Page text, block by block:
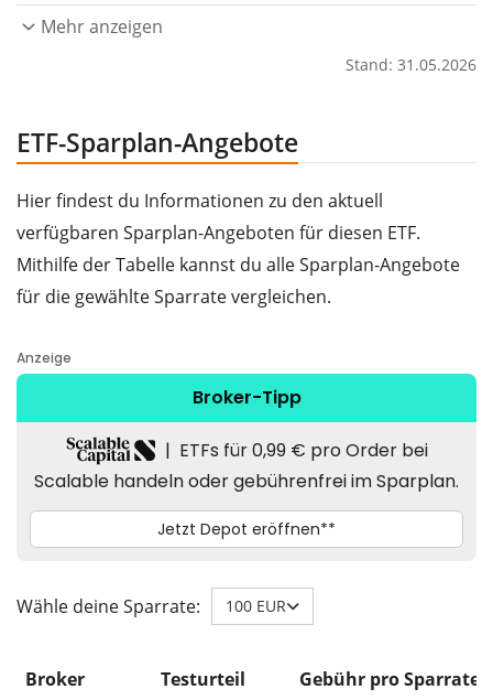
Mehr anzeigen
Stand: 31.05.2026
ETF-Sparplan-Angebote
Hier findest du Informationen zu den aktuell
verfügbaren Sparplan-Angeboten für diesen ETF.
Mithilfe der Tabelle kannst du alle Sparplan-Angebote
für die gewählte Sparrate vergleichen.
Wähle deine Sparrate: 100 EUR
Broker Testurteil Gebühr pro Sparrate